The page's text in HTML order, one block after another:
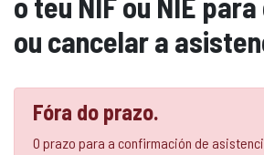
ou cancelar a
Fóra do prazo.
O prazo para a confirmación de